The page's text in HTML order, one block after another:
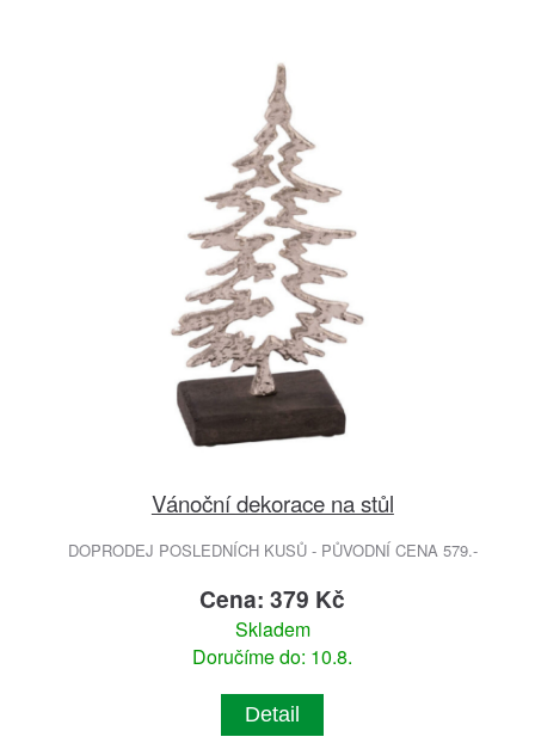
Vánoční dekorace na stůl
DOPRODEJ POSLEDNÍCH KUSŮ - PŮVODNÍ CENA 579.-
Cena: 379 Kč
Skladem
Doručíme do: 10.8.
Detail